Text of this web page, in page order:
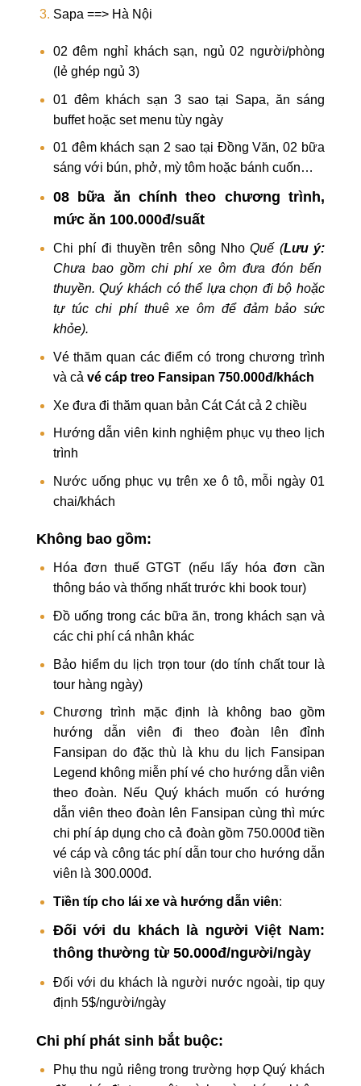
Sapa ==> Hà Nội
02 đêm nghỉ khách sạn, ngủ 02 người/phòng
(lẻ ghép ngủ 3)
01 đêm khách sạn 3 sao tại Sapa, ăn sáng
buffet hoặc set menu tùy ngày
01 đêm khách sạn 2 sao tại Đồng Văn, 02 bữa
sáng với bún, phở, mỳ tôm hoặc bánh cuốn…
08 bữa ăn chính theo chương trình,
mức ăn 100.000đ/suất
Chi phí đi thuyền trên sông NhoQuế (Lưu ý:
Chưa bao gồm chi phí xe ôm đưa đón bến
thuyền.Quý khách có thể lựa chọn đi bộ hoặc
tự túc chi phí thuê xe ôm để đảm bảo sức
khỏe).
Vé thăm quan các điểm có trong chương trình
và cả vé cáp treo Fansipan 750.000đ/khách
Xe đưa đi thăm quan bản Cát Cát cả 2 chiều
Hướng dẫn viên kinh nghiệm phục vụ theo lịch
trình
Nước uống phục vụ trên xe ô tô, mỗi ngày 01
chai/khách
Không bao gồm:
Hóa đơn thuế GTGT (nếu lấy hóa đơn cần
thông báo và thống nhất trước khi book tour)
Đồ uống trong các bữa ăn, trong khách sạn và
các chi phí cá nhân khác
Bảo hiểm du lịch trọn tour (do tính chất tour là
tour hàng ngày)
Chương trình mặc định là không bao gồm
hướng dẫn viên đi theo đoàn lên đỉnh
Fansipan do đặc thù là khu du lịch Fansipan
Legend không miễn phí vé cho hướng dẫn viên
theo đoàn. Nếu Quý khách muốn có hướng
dẫn viên theo đoàn lên Fansipan cùng thì mức
chi phí áp dụng cho cả đoàn gồm 750.000đ tiền
vé cáp và công tác phí dẫn tour cho hướng dẫn
viên là 300.000đ.
Tiền típ cho lái xe và hướng dẫn viên:
Đối với du khách là người Việt Nam:
thông thường từ 50.000đ/người/ngày
Đối với du khách là người nước ngoài, tip quy
định 5$/người/ngày
Chi phí phát sinh bắt buộc:
Phụ thu ngủ riêng trong trường hợp Quý khách